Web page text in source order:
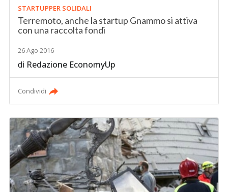
STARTUPPER SOLIDALI
Terremoto, anche la startup Gnammo si attiva
con una raccolta fondi
26 Ago 2016
di Redazione EconomyUp
Condividi